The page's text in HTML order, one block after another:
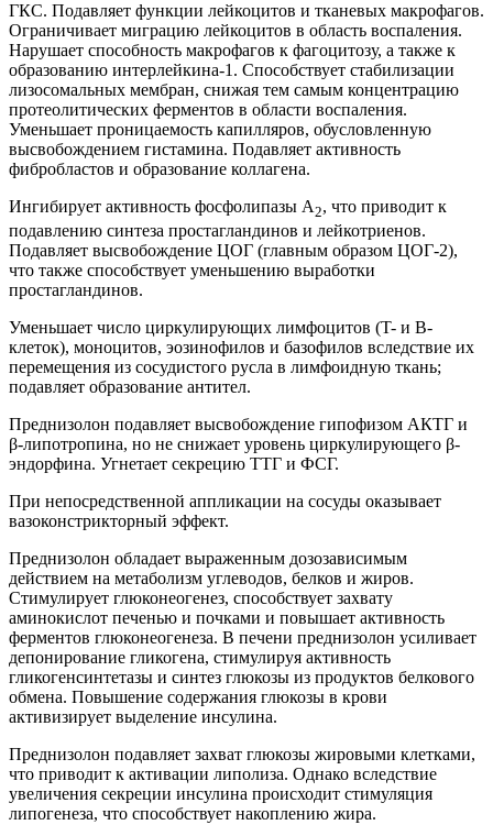
ГКС. Подавляет функции лейкоцитов и тканевых макрофагов.
Ограничивает миграцию лейкоцитов в область воспаления.
Нарушает способность макрофагов к фагоцитозу, а также к
образованию интерлейкина-1. Способствует стабилизации
лизосомальных мембран, снижая тем самым концентрацию
протеолитических ферментов в области воспаления.
Уменьшает проницаемость капилляров, обусловленную
высвобождением гистамина. Подавляет активность
фибробластов и образование коллагена.
Ингибирует активность фосфолипазы А2, что приводит к
подавлению синтеза простагландинов и лейкотриенов.
Подавляет высвобождение ЦОГ (главным образом ЦОГ-2),
что также способствует уменьшению выработки
простагландинов.
Уменьшает число циркулирующих лимфоцитов (T- и B-
клеток), моноцитов, эозинофилов и базофилов вследствие их
перемещения из сосудистого русла в лимфоидную ткань;
подавляет образование антител.
Преднизолон подавляет высвобождение гипофизом АКТГ и
β-липотропина, но не снижает уровень циркулирующего β-
эндорфина. Угнетает секрецию ТТГ и ФСГ.
При непосредственной аппликации на сосуды оказывает
вазоконстрикторный эффект.
Преднизолон обладает выраженным дозозависимым
действием на метаболизм углеводов, белков и жиров.
Стимулирует глюконеогенез, способствует захвату
аминокислот печенью и почками и повышает активность
ферментов глюконеогенеза. В печени преднизолон усиливает
депонирование гликогена, стимулируя активность
гликогенсинтетазы и синтез глюкозы из продуктов белкового
обмена. Повышение содержания глюкозы в крови
активизирует выделение инсулина.
Преднизолон подавляет захват глюкозы жировыми клетками,
что приводит к активации липолиза. Однако вследствие
увеличения секреции инсулина происходит стимуляция
липогенеза, что способствует накоплению жира.